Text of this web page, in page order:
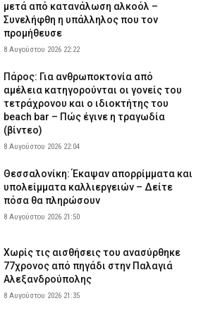
μετά από κατανάλωση αλκοόλ –
Συνελήφθη η υπάλληλος που τον
προμήθευσε
8 Αυγούστου 2026 22:22
Πάρος: Για ανθρωποκτονία από
αμέλεια κατηγορούνται οι γονείς του
τετράχρονου και ο ιδιοκτήτης του
beach bar – Πώς έγινε η τραγωδία
(βίντεο)
8 Αυγούστου 2026 22:04
Θεσσαλονίκη: Έκαψαν απορρίμματα και
υπολείμματα καλλιεργειών – Δείτε
πόσα θα πληρώσουν
8 Αυγούστου 2026 21:50
Χωρίς τις αισθήσεις του ανασύρθηκε
77χρονος από πηγάδι στην Παλαγιά
Αλεξανδρούπολης
8 Αυγούστου 2026 21:35